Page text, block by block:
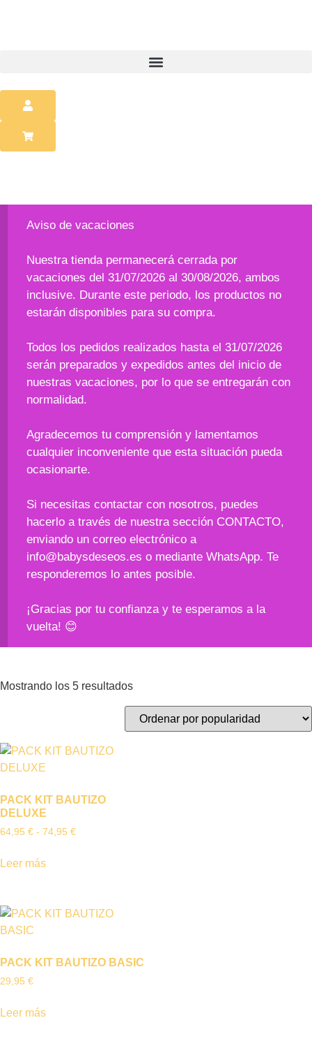
Aviso de vacaciones
Nuestra tienda permanecerá cerrada por
vacaciones del 31/07/2026 al 30/08/2026, ambos
inclusive. Durante este periodo, los productos no
estarán disponibles para su compra.
Todos los pedidos realizados hasta el 31/07/2026
serán preparados y expedidos antes del inicio de
nuestras vacaciones, por lo que se entregarán con
normalidad.
Agradecemos tu comprensión y lamentamos
cualquier inconveniente que esta situación pueda
ocasionarte.
Si necesitas contactar con nosotros, puedes
hacerlo a través de nuestra sección CONTACTO,
enviando un correo electrónico a
info@babysdeseos.es o mediante WhatsApp. Te
responderemos lo antes posible.
¡Gracias por tu confianza y te esperamos a la
vuelta! 😊
Mostrando los 5 resultados
PACK KIT BAUTIZO
DELUXE
64,95 € - 74,95 €
Leer más
PACK KIT BAUTIZO BASIC
29,95 €
Leer más